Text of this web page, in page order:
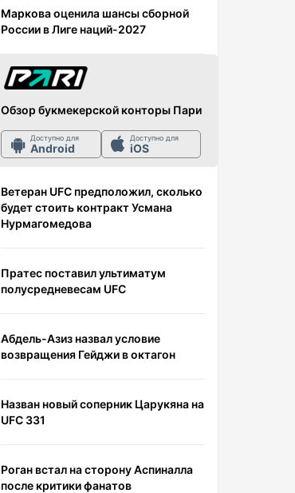
Маркова оценила шансы сборной
России в Лиге наций-2027
Обзор букмекерской конторы Пари
Доступно для
Android
Доступно для
iOS
Ветеран UFC предположил, сколько
будет стоить контракт Усмана
Нурмагомедова
Пратес поставил ультиматум
полусредневесам UFC
Абдель-Азиз назвал условие
возвращения Гейджи в октагон
Назван новый соперник Царукяна на
UFC 331
Роган встал на сторону Аспиналла
после критики фанатов